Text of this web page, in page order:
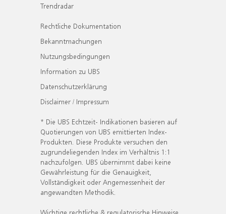
Trendradar
Rechtliche Dokumentation
Bekanntmachungen
Nutzungsbedingungen
Information zu UBS
Datenschutzerklärung
Disclaimer / Impressum
* Die UBS Echtzeit- Indikationen basieren auf
Quotierungen von UBS emittierten Index-
Produkten. Diese Produkte versuchen den
zugrundeliegenden Index im Verhältnis 1:1
nachzufolgen. UBS übernimmt dabei keine
Gewährleistung für die Genauigkeit,
Vollständigkeit oder Angemessenheit der
angewandten Methodik.